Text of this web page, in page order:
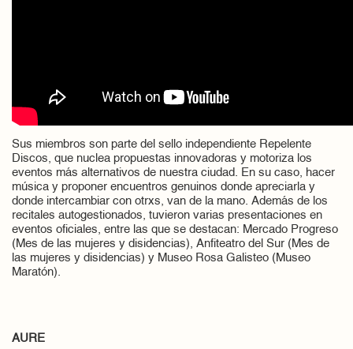
Sus miembros son parte del sello independiente Repelente
Discos, que nuclea propuestas innovadoras y motoriza los
eventos más alternativos de nuestra ciudad. En su caso, hacer
música y proponer encuentros genuinos donde apreciarla y
donde intercambiar con otrxs, van de la mano. Además de los
recitales autogestionados, tuvieron varias presentaciones en
eventos oficiales, entre las que se destacan: Mercado Progreso
(Mes de las mujeres y disidencias), Anfiteatro del Sur (Mes de
las mujeres y disidencias) y Museo Rosa Galisteo (Museo
Maratón).
AURE